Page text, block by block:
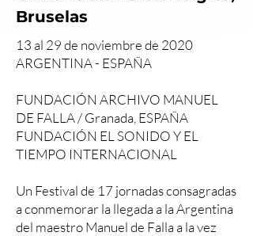
Bruselas
13 al 29 de noviembre de 2020
ARGENTINA - ESPAÑA
FUNDACIÓN ARCHIVO MANUEL
DE FALLA / Granada, ESPAÑA
FUNDACIÓN EL SONIDO Y EL
TIEMPO INTERNACIONAL
Un Festival de 17 jornadas consagradas
a conmemorar la llegada a la Argentina
del maestro Manuel de Falla a la vez